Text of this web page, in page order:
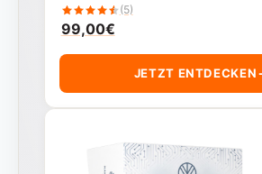
(5)
99,00€
JETZT ENTDECKEN